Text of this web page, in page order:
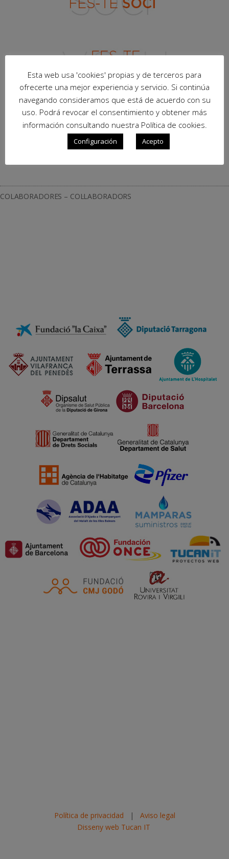
COLABORADORES – COL·LABORADORS
Política de privacidad | Aviso legal
Disseny web Tucan IT
Esta web usa 'cookies' propias y de terceros para
ofrecerte una mejor experiencia y servicio. Si continúa
navegando consideramos que está de acuerdo con su
uso. Podrá revocar el consentimiento y obtener más
información consultando nuestra Política de cookies.
Configuración Acepto